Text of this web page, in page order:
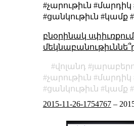
#չարութիւն
#ցանկութիւն
բնօրինակ
վոլանդ
չարութիւն
մարդիկ
ցանկութիւն
կամք
2015-11-26-1754767–